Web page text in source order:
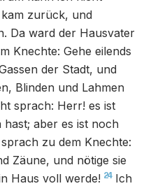
zurück, und
Da ward der Hausvater
Knechte: Gehe eilends
der Stadt, und
Blinden und Lahmen
sprach: Herr! es ist
aber es ist noch
zu dem Knechte:
Zäune, und nötige sie
Haus voll werde! 24 Ich